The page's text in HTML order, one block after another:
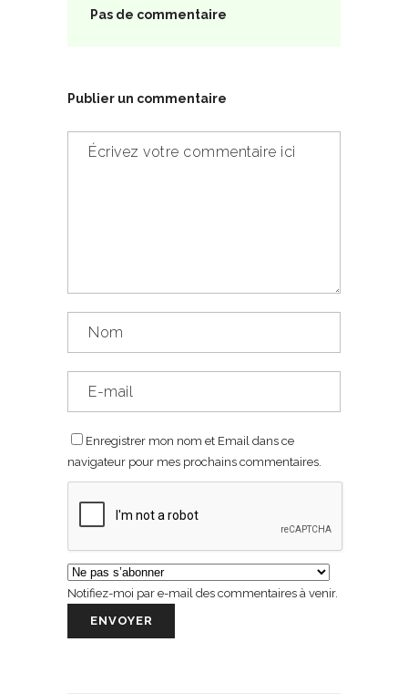
Pas de commentaire
Publier un commentaire
Enregistrer mon nom et Email dans ce
navigateur pour mes prochains commentaires.
Notifiez-moi par e-mail des commentaires à venir.